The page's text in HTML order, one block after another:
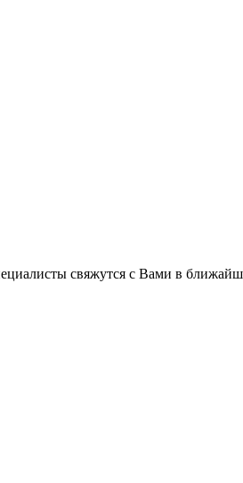
свяжутся с Вами в